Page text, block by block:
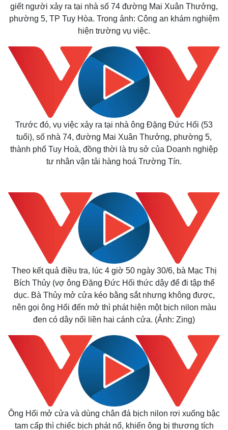
Thế giới
Quan sát
Cuộc sống đó đây
Multimedia
Video
E-Magazine
Infographic
giết người xảy ra tại nhà số 74 đường Mai Xuân Thưởng,
phường 5, TP Tuy Hòa. Trong ảnh: Công an khám nghiệm
hiện trường vụ việc.
Trước đó, vụ việc xảy ra tại nhà ông Đặng Đức Hối (53
tuổi), số nhà 74, đường Mai Xuân Thưởng, phường 5,
thành phố Tuy Hoà, đồng thời là trụ sở của Doanh nghiệp
tư nhân vận tải hàng hoá Trường Tín.
Theo kết quả điều tra, lúc 4 giờ 50 ngày 30/6, bà Mạc Thị
Bích Thủy (vợ ông Đặng Đức Hối thức dậy để đi tập thể
dục. Bà Thủy mở cửa kéo bằng sắt nhưng không được,
nên gọi ông Hối đến mở thì phát hiện một bịch nilon màu
đen có dây nối liền hai cánh cửa. (Ảnh: Zing)
Ông Hối mở cửa và dùng chân đá bịch nilon rơi xuống bậc
tam cấp thì chiếc bịch phát nổ, khiến ông bị thương tích